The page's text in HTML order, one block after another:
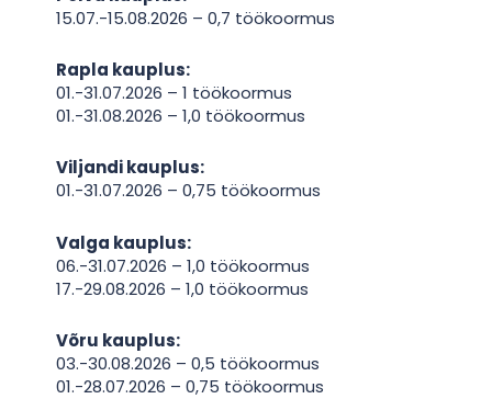
15.07.-15.08.2026 – 0,7 töökoormus
Rapla kauplus:
01.-31.07.2026 – 1 töökoormus
01.-31.08.2026 – 1,0 töökoormus
Viljandi kauplus:
01.-31.07.2026 – 0,75 töökoormus
Valga kauplus:
06.-31.07.2026 – 1,0 töökoormus
17.-29.08.2026 – 1,0 töökoormus
Võru kauplus:
03.-30.08.2026 – 0,5 töökoormus
01.-28.07.2026 – 0,75 töökoormus